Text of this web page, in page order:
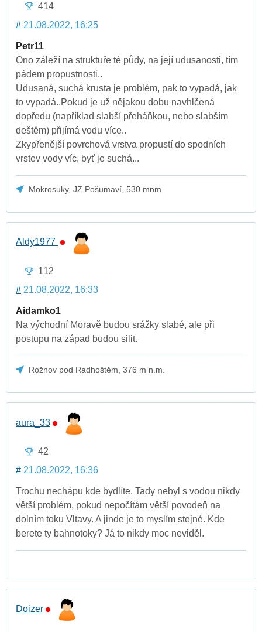
414
# 21.08.2022, 16:25
Petr11
Ono záleží na struktuře té půdy, na její udusanosti, tím
pádem propustnosti..
Udusaná, suchá krusta je problém, pak to vypadá, jak
to vypadá..Pokud je už nějakou dobu navhlčená
dopředu (například slabší přeháňkou, nebo slabším
deštěm) přijímá vodu více..
Zkypřenější povrchová vrstva propustí do spodních
vrstev vody víc, byť je suchá...
Mokrosuky, JZ Pošumaví, 530 mnm
Aldy1977
112
# 21.08.2022, 16:33
Aidamko1
Na východní Moravě budou srážky slabé, ale při
postupu na západ budou silit.
Rožnov pod Radhoštěm, 376 m n.m.
aura_33
42
# 21.08.2022, 16:36
Trochu nechápu kde bydlíte. Tady nebyl s vodou nikdy
větší problém, pokud nepočítám větší povodeň na
dolním toku Vltavy. A jinde je to myslím stejné. Kde
berete ty bahnotoky? Já to nikdy moc neviděl.
Doizer